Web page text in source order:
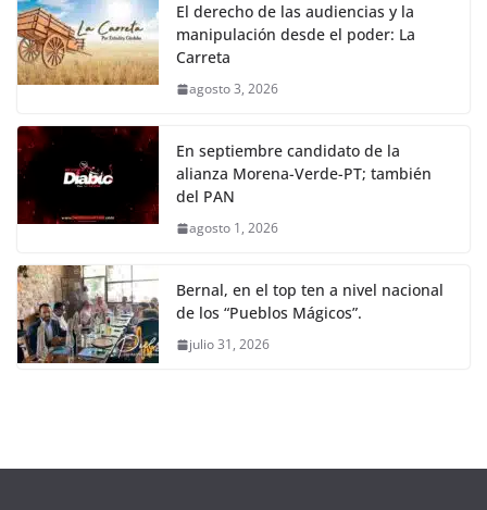
El derecho de las audiencias y la
manipulación desde el poder: La
Carreta
agosto 3, 2026
En septiembre candidato de la
alianza Morena-Verde-PT; también
del PAN
agosto 1, 2026
Bernal, en el top ten a nivel nacional
de los “Pueblos Mágicos”.
julio 31, 2026